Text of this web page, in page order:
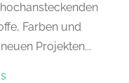
Farben und
Projekten...